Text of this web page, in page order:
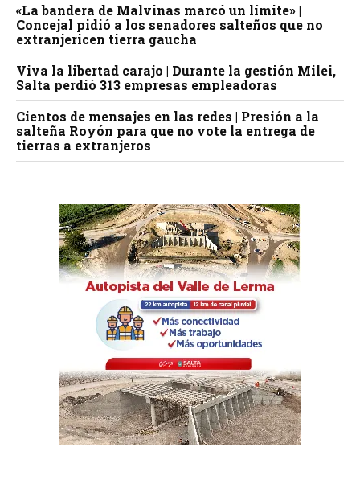
«La bandera de Malvinas marcó un límite» |
Concejal pidió a los senadores salteños que no
extranjericen tierra gaucha
Viva la libertad carajo | Durante la gestión Milei,
Salta perdió 313 empresas empleadoras
Cientos de mensajes en las redes | Presión a la
salteña Royón para que no vote la entrega de
tierras a extranjeros